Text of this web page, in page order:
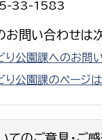
33-1583
お問い合わせは
り公園課へのお問
り公園課のページ